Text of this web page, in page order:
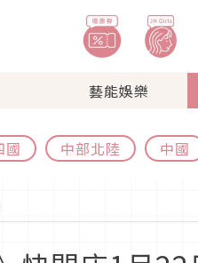
藝能娛樂
國 中部北陸 中國